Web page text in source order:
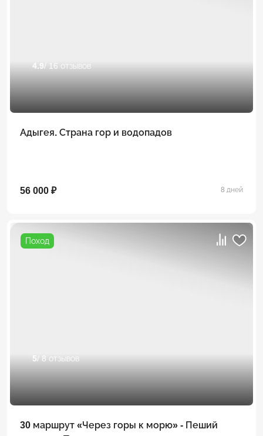
4.9/ 16 отзывов
Адыгея. Страна гор и водопадов
56 000 ₽ 8 дней
Поход
5/ 8 отзывов
30 маршрут «Через горы к морю» - Пеший